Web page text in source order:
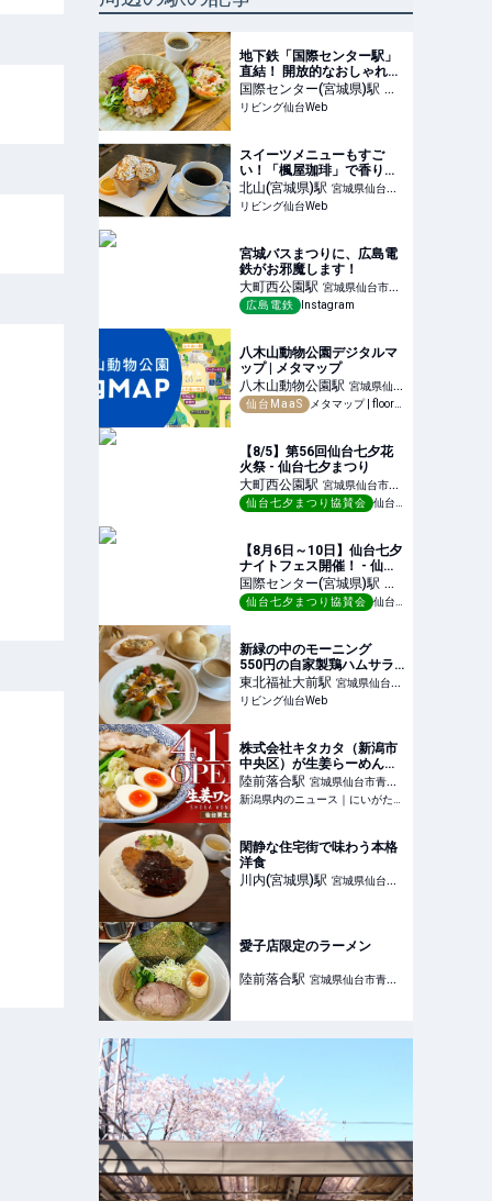
地下鉄「国際センター駅」
直結！ 開放的なおしゃれカ
フェで絶品キーマカレーラ
ンチ「cafe mozart
Metro」（カフェモーツァ
国際センター(宮城県)駅 宮
城県仙台市青葉区
リビング仙台Web
スイーツメニューもすご
い！「楓屋珈琲」で香りも
味も豊かな秋のコーヒータ
イム
北山(宮城県)駅 宮城県仙台市
青葉区
リビング仙台Web
宮城バスまつりに、広島電
鉄がお邪魔します！
大町西公園駅 宮城県仙台市青
葉区
広島電鉄 Instagram
八木山動物公園デジタルマ
ップ | メタマップ
八木山動物公園駅 宮城県仙台
市太白区
仙台MaaS メタマップ | floormap.digital - Metamap
【8/5】第56回仙台七夕花
火祭 - 仙台七夕まつり
大町西公園駅 宮城県仙台市青
葉区
仙台七夕まつり協賛会 仙台七夕まつり
【8月6日～10日】仙台七夕
ナイトフェス開催！ - 仙台
七夕まつり
国際センター(宮城県)駅 宮
城県仙台市青葉区
仙台七夕まつり協賛会 仙台七夕まつり
新緑の中のモーニング
550円の自家製鶏ハムサラ
ダとおかわり付コーヒー
「シベールの杜 南中山店」
東北福祉大前駅 宮城県仙台市
青葉区
リビング仙台Web
株式会社キタカタ（新潟市
中央区）が生姜らーめん専
門店「生姜ワンダー。」を
仙台市に新装オープン - 新
潟県内のニュース｜にいが
陸前落合駅 宮城県仙台市青葉
区
新潟県内のニュース｜にいがた経済新聞 - 新潟県内のニュース情報をいち早くお届け。現役、OBの産業記者、経済誌ライターらが独自で取材した県内企業、新鮮な話題、地域情報を発信。新潟県内の経済ネタから新店
閑静な住宅街で味わう本格
洋食
川内(宮城県)駅 宮城県仙台市
愛子店限定のラーメン
陸前落合駅 宮城県仙台市青葉